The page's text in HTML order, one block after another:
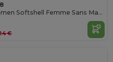
Race Bw Women Softshell Femme Sans Manches
€